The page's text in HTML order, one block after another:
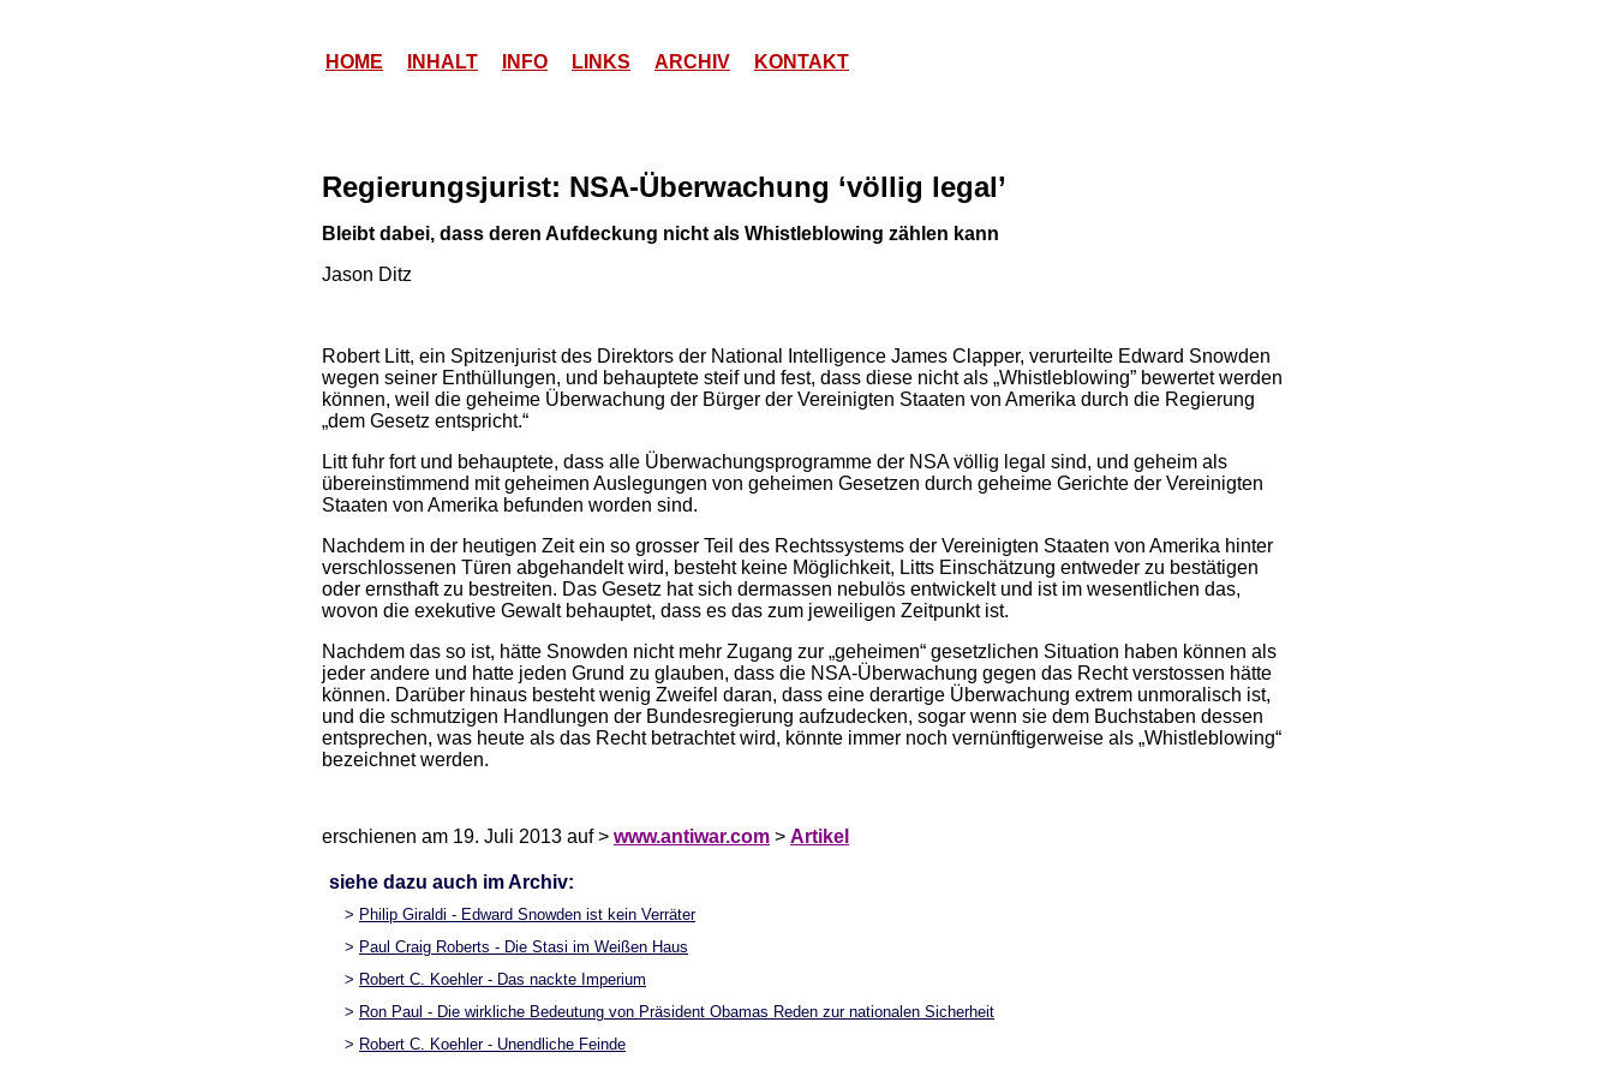
HOME INHALT INFO LINKS ARCHIV KONTAKT
Regierungsjurist: NSA-Überwachung ‘völlig legal’
Bleibt dabei, dass deren Aufdeckung nicht als Whistleblowing zählen kann
Jason Ditz
Robert Litt, ein Spitzenjurist des Direktors der National Intelligence James Clapper, verurteilte Edward Snowden
wegen seiner Enthüllungen, und behauptete steif und fest, dass diese nicht als „Whistleblowing” bewertet werden
können, weil die geheime Überwachung der Bürger der Vereinigten Staaten von Amerika durch die Regierung
„dem Gesetz entspricht.“
Litt fuhr fort und behauptete, dass alle Überwachungsprogramme der NSA völlig legal sind, und geheim als
übereinstimmend mit geheimen Auslegungen von geheimen Gesetzen durch geheime Gerichte der Vereinigten
Staaten von Amerika befunden worden sind.
Nachdem in der heutigen Zeit ein so grosser Teil des Rechtssystems der Vereinigten Staaten von Amerika hinter
verschlossenen Türen abgehandelt wird, besteht keine Möglichkeit, Litts Einschätzung entweder zu bestätigen
oder ernsthaft zu bestreiten. Das Gesetz hat sich dermassen nebulös entwickelt und ist im wesentlichen das,
wovon die exekutive Gewalt behauptet, dass es das zum jeweiligen Zeitpunkt ist.
Nachdem das so ist, hätte Snowden nicht mehr Zugang zur „geheimen“ gesetzlichen Situation haben können als
jeder andere und hatte jeden Grund zu glauben, dass die NSA-Überwachung gegen das Recht verstossen hätte
können. Darüber hinaus besteht wenig Zweifel daran, dass eine derartige Überwachung extrem unmoralisch ist,
und die schmutzigen Handlungen der Bundesregierung aufzudecken, sogar wenn sie dem Buchstaben dessen
entsprechen, was heute als das Recht betrachtet wird, könnte immer noch vernünftigerweise als „Whistleblowing“
bezeichnet werden.
erschienen am 19. Juli 2013 auf > www.antiwar.com > Artikel
siehe dazu auch im Archiv:
> Philip Giraldi - Edward Snowden ist kein Verräter
> Paul Craig Roberts - Die Stasi im Weißen Haus
> Robert C. Koehler - Das nackte Imperium
> Ron Paul - Die wirkliche Bedeutung von Präsident Obamas Reden zur nationalen Sicherheit
> Robert C. Koehler - Unendliche Feinde